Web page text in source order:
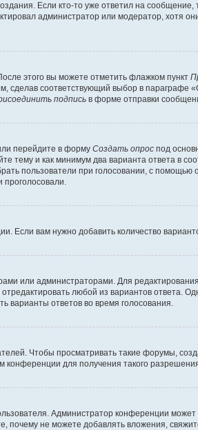
Если кто-то уже ответил на
администратор или модератор, хотя
этого вы можете отметить флажком пункт
соответствующий выбор в параграфе
подпись в форме отправки
перейдите в форму Создать опрос под
тему и как минимум два варианта ответа в
пользователи при голосовании, с
проголосовали.
Если вам нужно добавить количество
или администраторами. Для
любой из вариантов ответа.
варианты ответов во время голосования.
Чтобы просматривать такие форумы,
конференции для получения такого
Администратор конференции
почему не можете добавлять вложения,